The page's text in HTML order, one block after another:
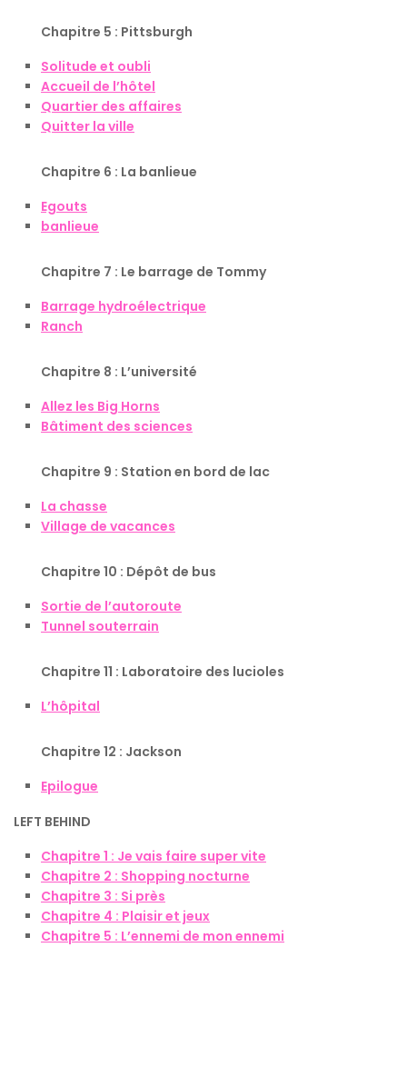
Chapitre 5 : Pittsburgh
Solitude et oubli
Accueil de l’hôtel
Quartier des affaires
Quitter la ville
Chapitre 6 : La banlieue
Egouts
banlieue
Chapitre 7 : Le barrage de Tommy
Barrage hydroélectrique
Ranch
Chapitre 8 : L’université
Allez les Big Horns
Bâtiment des sciences
Chapitre 9 : Station en bord de lac
La chasse
Village de vacances
Chapitre 10 : Dépôt de bus
Sortie de l’autoroute
Tunnel souterrain
Chapitre 11 : Laboratoire des lucioles
L’hôpital
Chapitre 12 : Jackson
Epilogue
LEFT BEHIND
Chapitre 1 : Je vais faire super vite
Chapitre 2 : Shopping nocturne
Chapitre 3 : Si près
Chapitre 4 : Plaisir et jeux
Chapitre 5 : L’ennemi de mon ennemi